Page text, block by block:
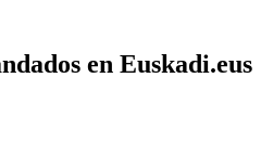
en Euskadi.eus